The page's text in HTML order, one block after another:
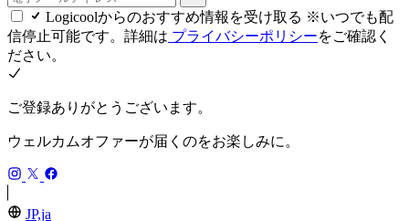
Logicoolからのおすすめ情報を受け取る ※いつでも配
信停止可能です。詳細は プライバシーポリシーをご確認く
ださい。
ご登録ありがとうございます。
ウェルカムオファーが届くのをお楽しみに。
JP,ja